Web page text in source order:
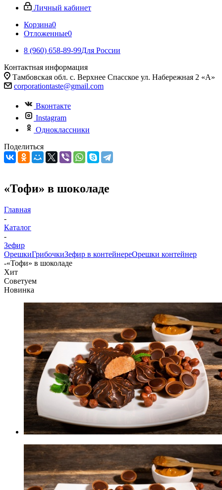
Личный кабинет
Корзина0
Отложенные0
8 (960) 658-89-99Для России
Контактная информация
Тамбовская обл. с. Верхнее Спасское ул. Набережная 2 «А»
corporationtaste@gmail.com
Вконтакте
Instagram
Одноклассники
Поделиться
«Тофи» в шоколаде
Главная
-
Каталог
-
Зефир
ОрешкиГрибочкиЗефир в контейнереОрешки контейнер
-«Тофи» в шоколаде
Хит
Советуем
Новинка